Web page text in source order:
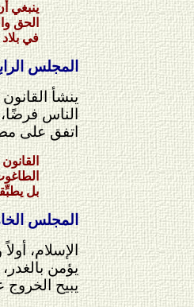
ينبغي
الحق
في بلاد
المجلس
ينشأ
الناس
اتفق على
بل
المجلس
الإسلام،
يؤمن
يبيح